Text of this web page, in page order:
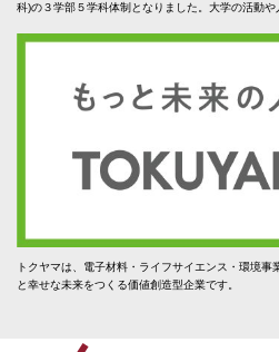
科)の３学部５学科体制となりました。大学の活動や
トクヤマは、電子材料・ライフサイエンス・環境
と幸せな未来をつくる価値創造型企業です。